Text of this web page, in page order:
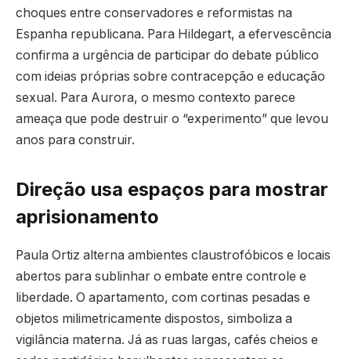
choques entre conservadores e reformistas na
Espanha republicana. Para Hildegart, a efervescência
confirma a urgência de participar do debate público
com ideias próprias sobre contracepção e educação
sexual. Para Aurora, o mesmo contexto parece
ameaça que pode destruir o “experimento” que levou
anos para construir.
Direção usa espaços para mostrar
aprisionamento
Paula Ortiz alterna ambientes claustrofóbicos e locais
abertos para sublinhar o embate entre controle e
liberdade. O apartamento, com cortinas pesadas e
objetos milimetricamente dispostos, simboliza a
vigilância materna. Já as ruas largas, cafés cheios e